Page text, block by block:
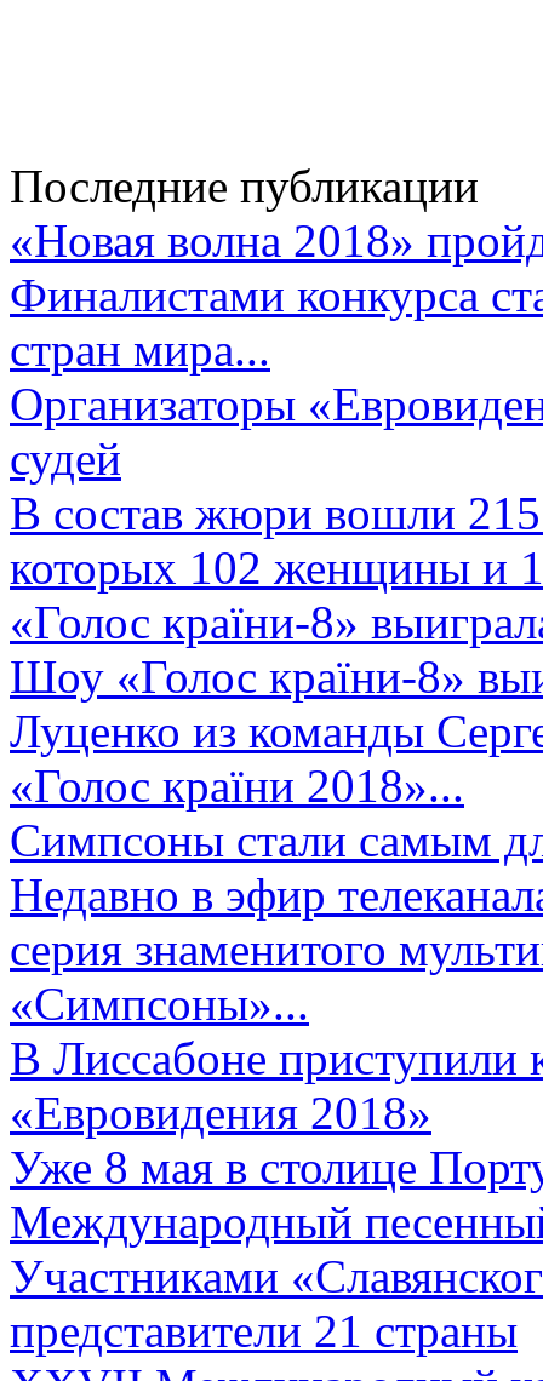
Последние публикации
«Новая волна 2018»
Финалистами конкурса
стран мира...
Организаторы
судей
В состав жюри вошли 215
которых 102 женщины и
«Голос країни-8»
Шоу «Голос країни-8»
Луценко из команды
«Голос країни 2018»...
Симпсоны стали самым
Недавно в эфир
серия знаменитого
«Симпсоны»...
В Лиссабоне приступили
«Евровидения 2018»
Уже 8 мая в столице
Международный
Участниками
представители 21 страны